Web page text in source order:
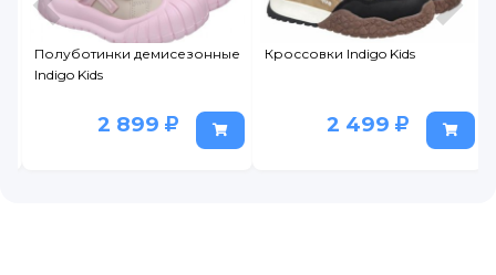
Полуботинки демисезонные
Indigo Kids
2 899
Кроссовки Indigo Kids
2 499